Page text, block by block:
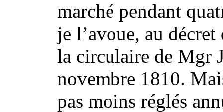
marché pendant
je l’avoue, au
la circulaire de Mgr
novembre 1810.
pas moins réglés